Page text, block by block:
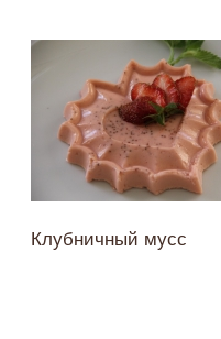
Клубничный мусс